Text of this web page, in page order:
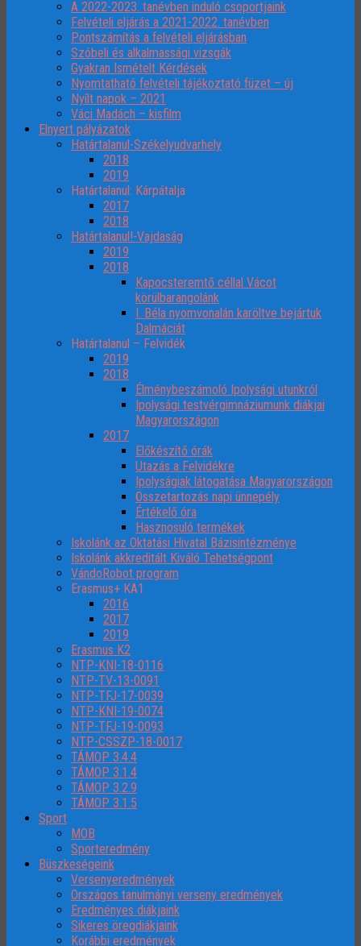
A 2022-2023. tanévben induló csoportjaink
Felvételi eljárás a 2021-2022. tanévben
Pontszámítás a felvételi eljárásban
Szóbeli és alkalmassági vizsgák
Gyakran Ismételt Kérdések
Nyomtatható felvételi tájékoztató füzet – új
Nyílt napok – 2021
Váci Madách – kisfilm
Elnyert pályázatok
Határtalanul-Székelyudvarhely
2018
2019
Határtalanul: Kárpátalja
2017
2018
Határtalanul!-Vajdaság
2019
2018
Kapocsteremtő céllal Vácot
körülbarangolánk
I. Béla nyomvonalán karöltve bejártuk
Dalmáciát
Határtalanul – Felvidék
2019
2018
Élménybeszámoló Ipolysági utunkról
Ipolysági testvérgimnáziumunk diákjai
Magyarországon
2017
Előkészítő órák
Utazás a Felvidékre
Ipolyságiak látogatása Magyarországon
Összetartozás napi ünnepély
Értékelő óra
Hasznosuló termékek
Iskolánk az Oktatási Hivatal Bázisintézménye
Iskolánk akkreditált Kiváló Tehetségpont
VándoRobot program
Erasmus+ KA1
2016
2017
2019
Erasmus K2
NTP-KNI-18-0116
NTP-TV-13-0091
NTP-TFJ-17-0039
NTP-KNI-19-0074
NTP-TFJ-19-0093
NTP-CSSZP-18-0017
TÁMOP 3.4.4
TÁMOP 3.1.4
TÁMOP 3.2.9
TÁMOP 3.1.5
Sport
MOB
Sporteredmény
Büszkeségeink
Versenyeredmények
Országos tanulmányi verseny eredmények
Eredményes diákjaink
Sikeres öregdiákjaink
Korábbi eredmények